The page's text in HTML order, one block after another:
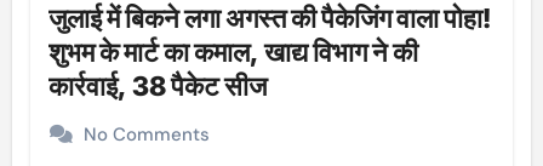
जुलाई में बिकने लगा अगस्त की पैकेजिंग वाला पोहा!
शुभम के मार्ट का कमाल, खाद्य विभाग ने की
कार्रवाई, 38 पैकेट सीज
No Comments